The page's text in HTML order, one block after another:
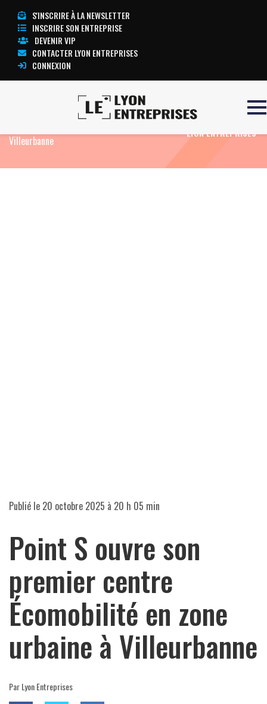
S'INSCRIRE À LA NEWSLETTER
INSCRIRE SON ENTREPRISE
DEVENIR VIP
CONTACTER LYON ENTREPRISES
CONNEXION
Point S ouvre son premier
Villeurbanne
TOUTE L’ACTUALITÉ
LYON ENTREPRISES
Publié le 20 octobre 2025 à 20 h 05 min
Point S ouvre son
premier centre
Écomobilité en zone
urbaine à Villeurbanne
Par Lyon Entreprises